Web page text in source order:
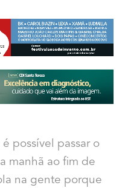
possível passar o
manhã ao fim de
na gente porque